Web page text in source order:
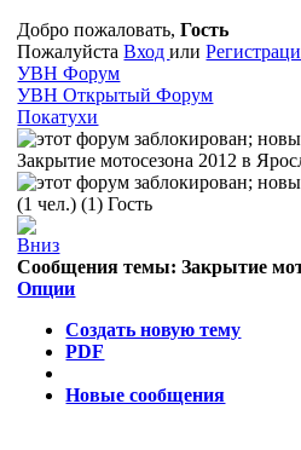
Добро пожаловать,Гость
ПожалуйстаВходили
УВН Форум
УВН Открытый Форум
Покатухи
Закрытие мотосезона 2012 в
(1 чел.) (1) Гость
Сообщения темы: Закрытие
Опции
Создать новую тему
PDF
Новые сообщения